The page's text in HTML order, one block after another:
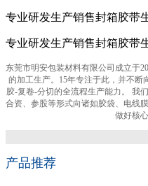
专业研发生产销售封箱胶带
专业研发生产销售封箱胶带
东莞市明安包装材料有限公司成立于
的加工生产。15年专注于此，并不
胶-复卷-分切的全流程生产能力。 我
合资、参股等形式向诸如胶袋、电线
做好核
产品推荐